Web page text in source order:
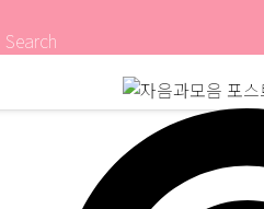
Search